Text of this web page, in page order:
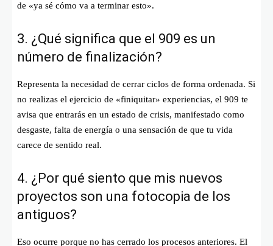
de «ya sé cómo va a terminar esto».
3. ¿Qué significa que el 909 es un
número de finalización?
Representa la necesidad de cerrar ciclos de forma ordenada. Si
no realizas el ejercicio de «finiquitar» experiencias, el 909 te
avisa que entrarás en un estado de crisis, manifestado como
desgaste, falta de energía o una sensación de que tu vida
carece de sentido real.
4. ¿Por qué siento que mis nuevos
proyectos son una fotocopia de los
antiguos?
Eso ocurre porque no has cerrado los procesos anteriores. El